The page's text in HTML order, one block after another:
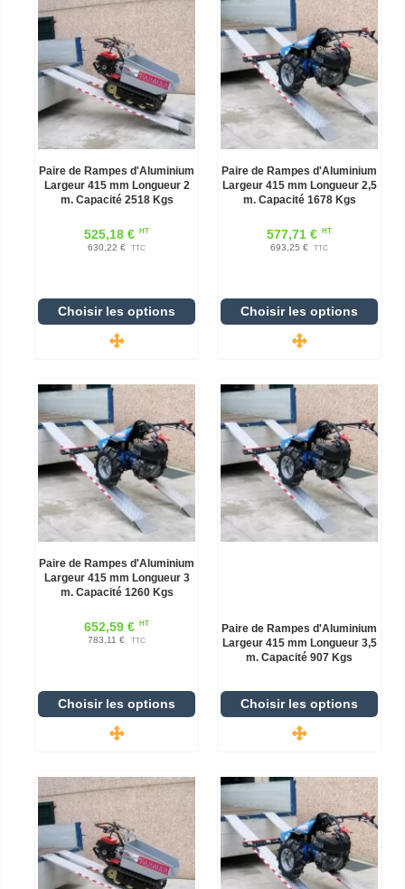
Paire de Rampes d'Aluminium
Largeur 415 mm Longueur 2
m. Capacité 2518 Kgs
525,18 € HT
630,22 € TTC
Choisir les options
Paire de Rampes d'Aluminium
Largeur 415 mm Longueur 2,5
m. Capacité 1678 Kgs
577,71 € HT
693,25 € TTC
Choisir les options
Paire de Rampes d'Aluminium
Largeur 415 mm Longueur 3
m. Capacité 1260 Kgs
652,59 € HT
783,11 € TTC
Choisir les options
Paire de Rampes d'Aluminium
Largeur 415 mm Longueur 3,5
m. Capacité 907 Kgs
Choisir les options